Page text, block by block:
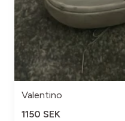
Valentino
1150 SEK